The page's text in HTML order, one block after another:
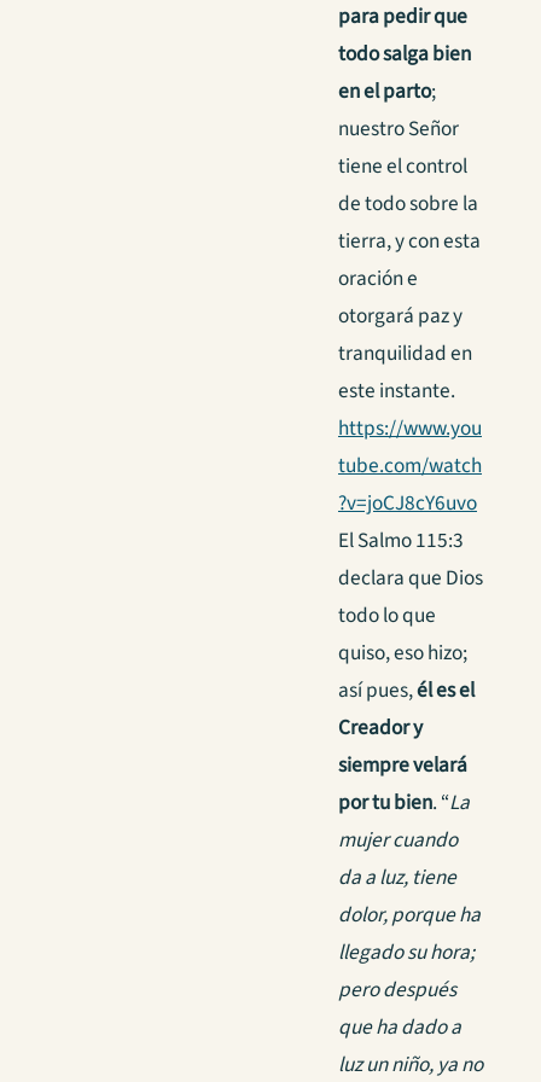
para pedir que
todo salga bien
en el parto;
nuestro Señor
tiene el control
de todo sobre la
tierra, y con esta
oración e
otorgará paz y
tranquilidad en
este instante.
https://www.you
tube.com/watch
?v=joCJ8cY6uvo
El Salmo 115:3
declara que Dios
todo lo que
quiso, eso hizo;
así pues,él es el
Creador y
siempre velará
por tu bien. “La
mujer cuando
da a luz, tiene
dolor, porque ha
llegado su hora;
pero después
que ha dado a
luz un niño, ya no